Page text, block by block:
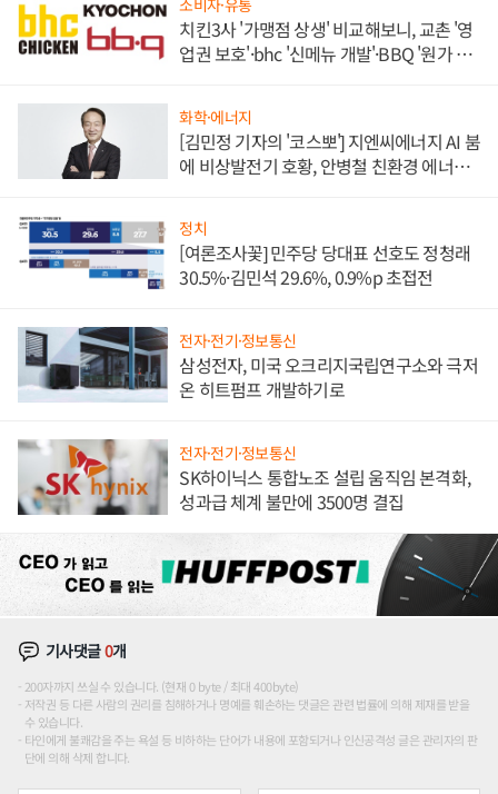
소비자·유통
치킨3사 '가맹점 상생' 비교해보니, 교촌 '영
업권 보호'·bhc '신메뉴 개발'·BBQ '원가 부
화학·에너지
[김민정 기자의 '코스뽀'] 지엔씨에너지 AI 붐
에 비상발전기 호황, 안병철 친환경 에너지
정치
[여론조사꽃] 민주당 당대표 선호도 정청래
30.5%·김민석 29.6%, 0.9%p 초접전
전자·전기·정보통신
삼성전자, 미국 오크리지국립연구소와 극저
온 히트펌프 개발하기로
전자·전기·정보통신
SK하이닉스 통합노조 설립 움직임 본격화,
성과급 체계 불만에 3500명 결집
기사댓글0개
200자까지 쓰실 수 있습니다. (현재 0 byte / 최대 400byte)
저작권 등 다른 사람의 권리를 침해하거나 명예를 훼손하는 댓글은 관련 법률에 의해 제재를 받을
수 있습니다.
타인에게 불쾌감을 주는 욕설 등 비하하는 단어가 내용에 포함되거나 인신공격성 글은 관리자의 판
단에 의해 삭제 합니다.